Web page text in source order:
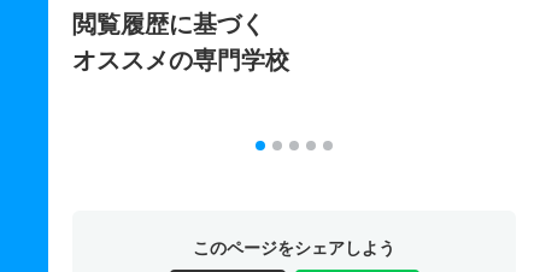
閲覧履歴に基づく
オススメの専門学校
このページをシェアしよう